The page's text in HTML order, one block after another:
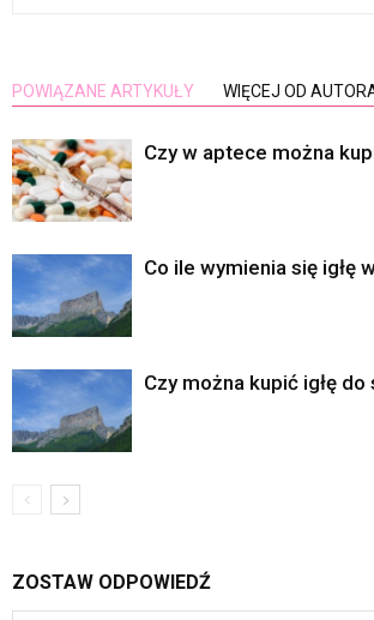
POWIĄZANE ARTYKUŁY WIĘCEJ OD
Czy w aptece można
Co ile wymienia się igłę
Czy można kupić igłę
ZOSTAW ODPOWIEDŹ